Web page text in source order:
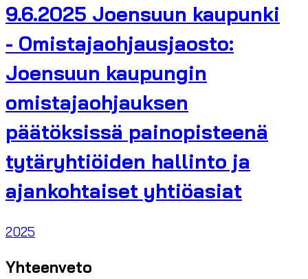
9.6.2025 Joensuun kaupunki
- Omistajaohjausjaosto:
Joensuun kaupungin
omistajaohjauksen
päätöksissä painopisteenä
tytäryhtiöiden hallinto ja
ajankohtaiset yhtiöasiat
2025
Yhteenveto